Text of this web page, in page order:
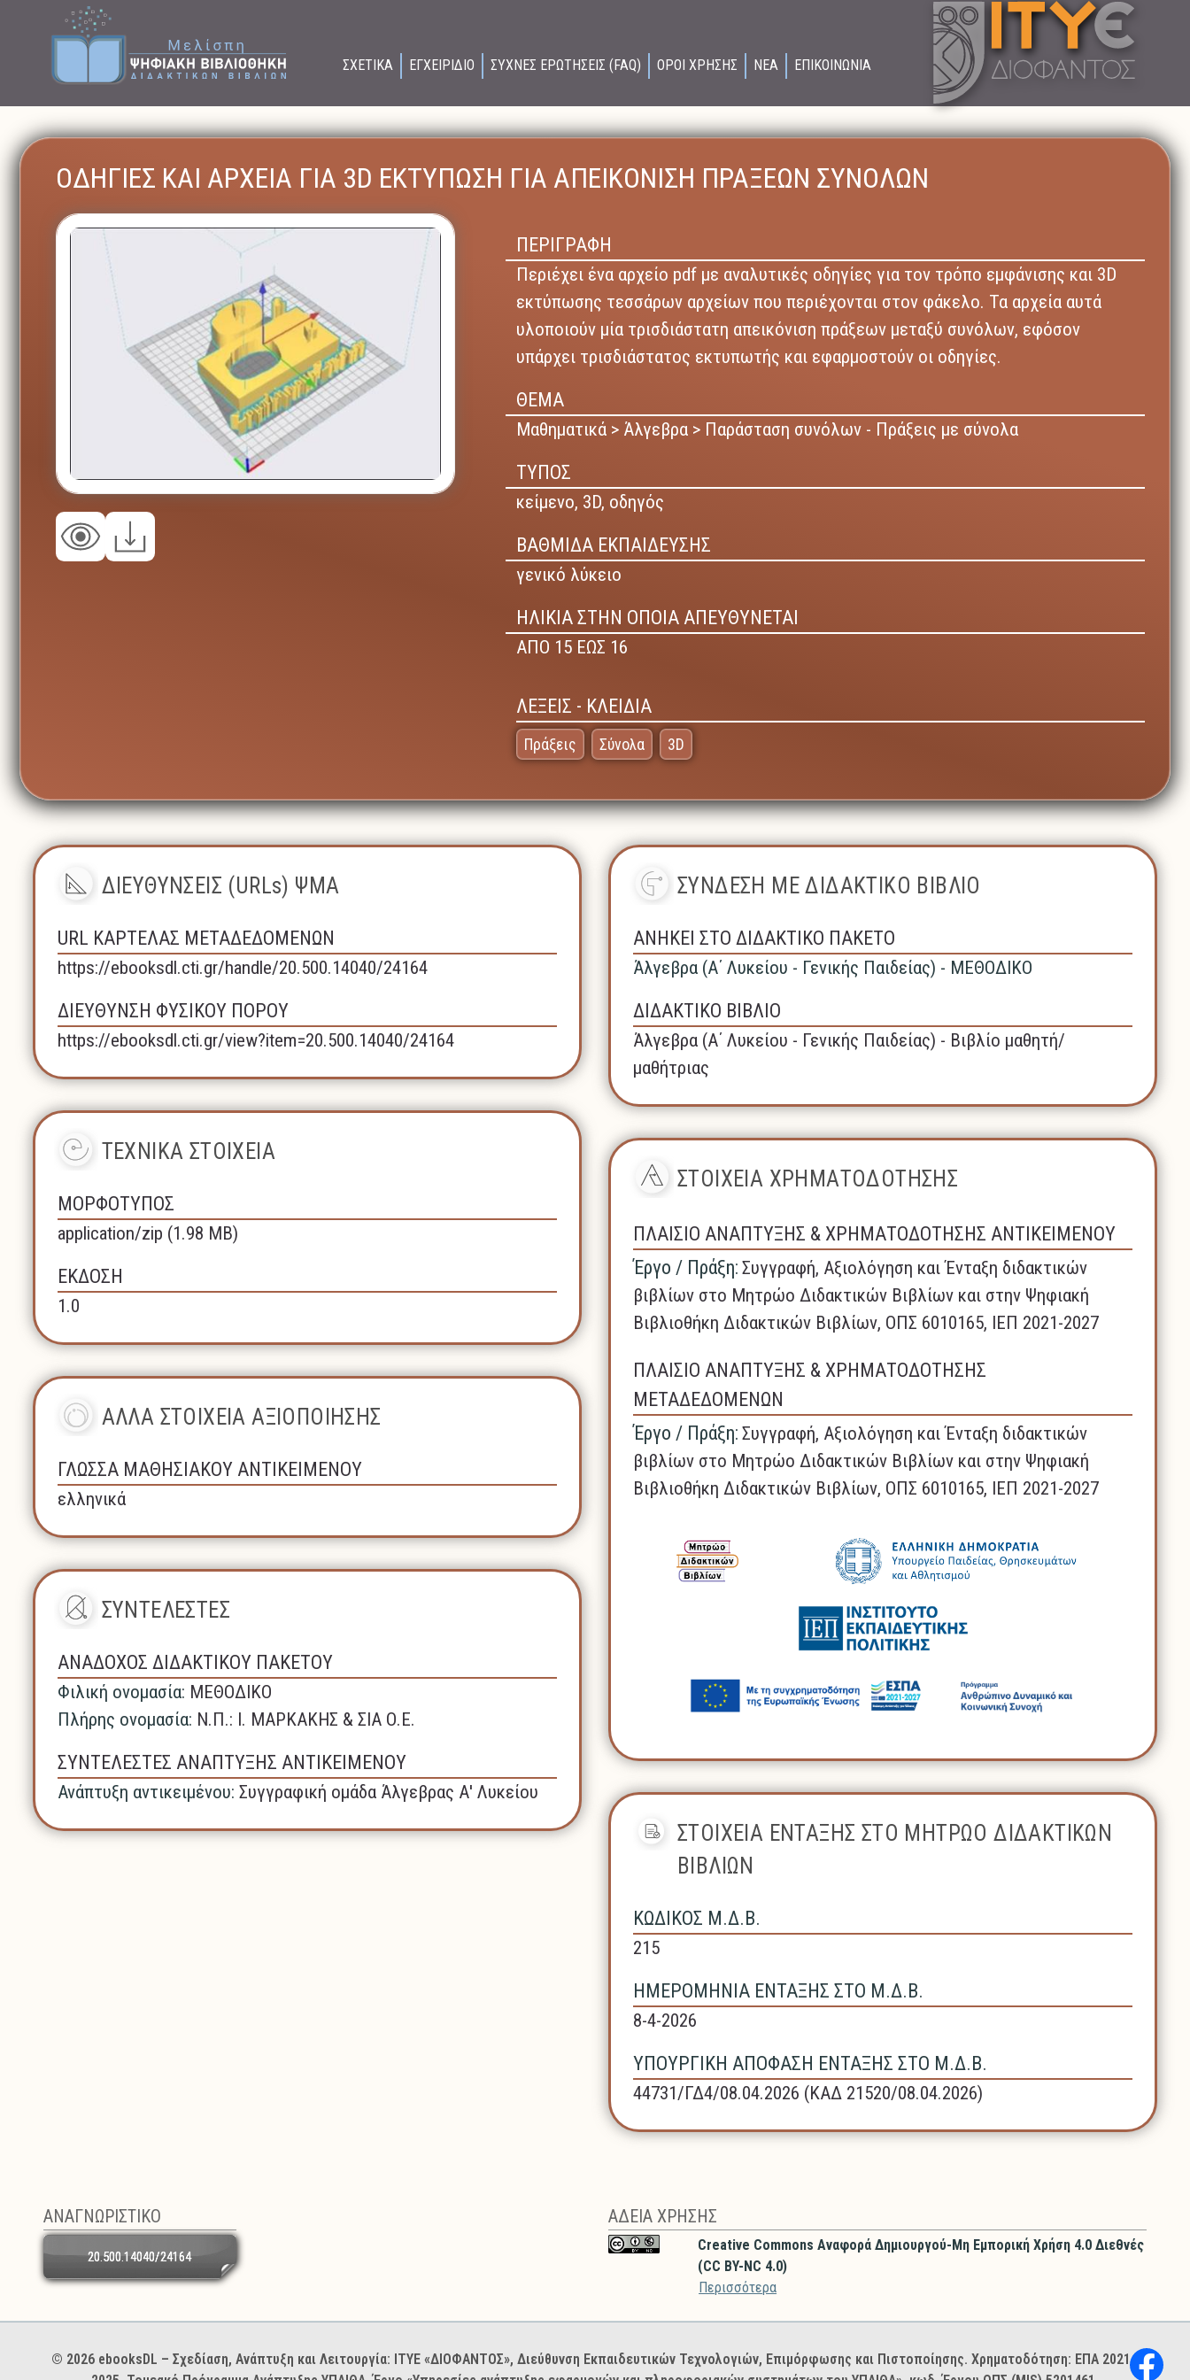
ΣΧΕΤΙΚΑ ΕΓΧΕΙΡΙΔΙΟ ΣΥΧΝΕΣ ΕΡΩΤΗΣΕΙΣ (FAQ) ΟΡΟΙ ΧΡΗΣΗΣ ΝΕΑ ΕΠΙΚΟΙΝΩΝΙΑ
ΟΔΗΓΙΕΣ ΚΑΙ ΑΡΧΕΙΑ ΓΙΑ 3D ΕΚΤΥΠΩΣΗ ΓΙΑ ΑΠΕΙΚΟΝΙΣΗ ΠΡΑΞΕΩΝ ΣΥΝΟΛΩΝ
ΠΕΡΙΓΡΑΦΗ
Περιέχει ένα αρχείο pdf με αναλυτικές οδηγίες για τον τρόπο εμφάνισης και 3D
εκτύπωσης τεσσάρων αρχείων που περιέχονται στον φάκελο. Τα αρχεία αυτά
υλοποιούν μία τρισδιάστατη απεικόνιση πράξεων μεταξύ συνόλων, εφόσον
υπάρχει τρισδιάστατος εκτυπωτής και εφαρμοστούν οι οδηγίες.
ΘΕΜΑ
Μαθηματικά > Άλγεβρα > Παράσταση συνόλων - Πράξεις με σύνολα
ΤΥΠΟΣ
κείμενο, 3D, οδηγός
ΒΑΘΜΙΔΑ ΕΚΠΑΙΔΕΥΣΗΣ
γενικό λύκειο
ΗΛΙΚΙΑ ΣΤΗΝ ΟΠΟΙΑ ΑΠΕΥΘΥΝΕΤΑΙ
ΑΠΟ 15 ΕΩΣ 16
ΛΕΞΕΙΣ - ΚΛΕΙΔΙΑ
Πράξεις Σύνολα 3D
ΔΙΕΥΘΥΝΣΕΙΣ (URLs) ΨΜΑ
URL ΚΑΡΤΕΛΑΣ ΜΕΤΑΔΕΔΟΜΕΝΩΝ
https://ebooksdl.cti.gr/handle/20.500.14040/24164
ΔΙΕΥΘΥΝΣΗ ΦΥΣΙΚΟΥ ΠΟΡΟΥ
https://ebooksdl.cti.gr/view?item=20.500.14040/24164
ΤΕΧΝΙΚΑ ΣΤΟΙΧΕΙΑ
ΜΟΡΦΟΤΥΠΟΣ
application/zip (1.98 MB)
ΕΚΔΟΣΗ
1.0
ΑΛΛΑ ΣΤΟΙΧΕΙΑ ΑΞΙΟΠΟΙΗΣΗΣ
ΓΛΩΣΣΑ ΜΑΘΗΣΙΑΚΟΥ ΑΝΤΙΚΕΙΜΕΝΟΥ
ελληνικά
ΣΥΝΤΕΛΕΣΤΕΣ
ΑΝΑΔΟΧΟΣ ΔΙΔΑΚΤΙΚΟΥ ΠΑΚΕΤΟΥ
Φιλική ονομασία: ΜΕΘΟΔΙΚΟ
Πλήρης ονομασία: N.Π.: Ι. ΜΑΡΚΑΚΗΣ & ΣΙΑ Ο.Ε.
ΣΥΝΤΕΛΕΣΤΕΣ ΑΝΑΠΤΥΞΗΣ ΑΝΤΙΚΕΙΜΕΝΟΥ
Ανάπτυξη αντικειμένου: Συγγραφική ομάδα Άλγεβρας Α' Λυκείου
ΣΥΝΔΕΣΗ ΜΕ ΔΙΔΑΚΤΙΚΟ ΒΙΒΛΙΟ
ΑΝΗΚΕΙ ΣΤΟ ΔΙΔΑΚΤΙΚΟ ΠΑΚΕΤΟ
Άλγεβρα (A΄ Λυκείου - Γενικής Παιδείας) - ΜΕΘΟΔΙΚΟ
ΔΙΔΑΚΤΙΚΟ ΒΙΒΛΙΟ
Άλγεβρα (A΄ Λυκείου - Γενικής Παιδείας) - Βιβλίο μαθητή/
μαθήτριας
ΣΤΟΙΧΕΙΑ ΧΡΗΜΑΤΟΔΟΤΗΣΗΣ
ΠΛΑΙΣΙΟ ΑΝΑΠΤΥΞΗΣ & ΧΡΗΜΑΤΟΔΟΤΗΣΗΣ ΑΝΤΙΚΕΙΜΕΝΟΥ
Έργο / Πράξη: Συγγραφή, Αξιολόγηση και Ένταξη διδακτικών
βιβλίων στο Μητρώο Διδακτικών Βιβλίων και στην Ψηφιακή
Βιβλιοθήκη Διδακτικών Βιβλίων, ΟΠΣ 6010165, ΙΕΠ 2021-2027
ΠΛΑΙΣΙΟ ΑΝΑΠΤΥΞΗΣ & ΧΡΗΜΑΤΟΔΟΤΗΣΗΣ
ΜΕΤΑΔΕΔΟΜΕΝΩΝ
Έργο / Πράξη: Συγγραφή, Αξιολόγηση και Ένταξη διδακτικών
βιβλίων στο Μητρώο Διδακτικών Βιβλίων και στην Ψηφιακή
Βιβλιοθήκη Διδακτικών Βιβλίων, ΟΠΣ 6010165, ΙΕΠ 2021-2027
ΣΤΟΙΧΕΙΑ ΕΝΤΑΞΗΣ ΣΤΟ ΜΗΤΡΩΟ ΔΙΔΑΚΤΙΚΩΝ
ΒΙΒΛΙΩΝ
ΚΩΔΙΚΟΣ Μ.Δ.Β.
215
ΗΜΕΡΟΜΗΝΙΑ ΕΝΤΑΞΗΣ ΣΤΟ Μ.Δ.Β.
8-4-2026
ΥΠΟΥΡΓΙΚΗ ΑΠΟΦΑΣΗ ΕΝΤΑΞΗΣ ΣΤΟ Μ.Δ.Β.
44731/ΓΔ4/08.04.2026 (ΚΑΔ 21520/08.04.2026)
ΑΝΑΓΝΩΡΙΣΤΙΚΟ
20.500.14040/24164
ΑΔΕΙΑ ΧΡΗΣΗΣ
Creative Commons Αναφορά Δημιουργού-Μη Εμπορική Χρήση 4.0 Διεθνές
(CC BY-NC 4.0)
Περισσότερα
Χορηγοί και φορείς
© 2026 ebooksDL – Σχεδίαση, Ανάπτυξη και Λειτουργία: ΙΤΥΕ «ΔΙΟΦΑΝΤΟΣ», Διεύθυνση Εκπαιδευτικών Τεχνολογιών, Επιμόρφωσης και Πιστοποίησης. Χρηματοδότηση: ΕΠΑ 2021–